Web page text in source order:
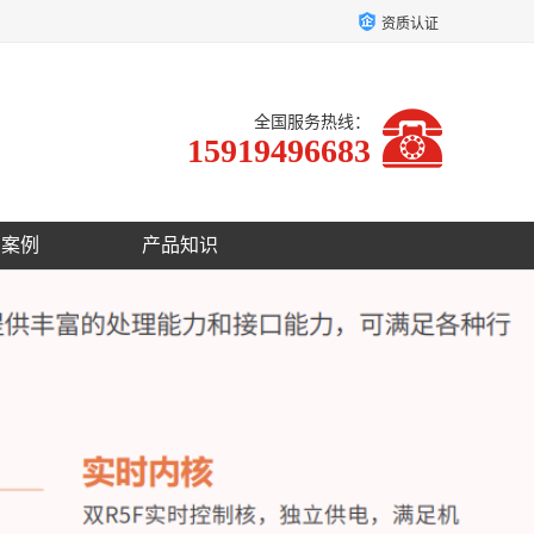
资质认证
全国服务热线：
15919496683
例 产品知识